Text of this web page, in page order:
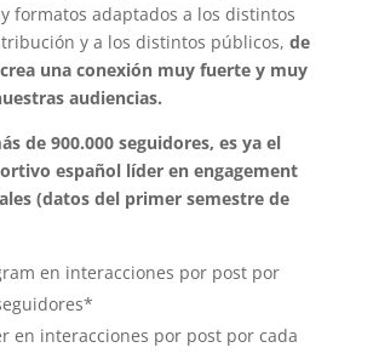
formatos adaptados a los distintos
y a los distintos públicos, de
una conexión muy fuerte y muy
audiencias.
de 900.000 seguidores, es ya el
español líder en engagement
(datos del primer semestre de
en interacciones por post por
en interacciones por post por cada